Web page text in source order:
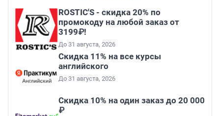
ROSTIC'S - скидка 20% по
промокоду на любой заказ от
3199₽!
До 31 августа, 2026
Скидка 11% на все курсы
английского
До 31 августа, 2026
Скидка 10% на один заказ до 20 000
₽